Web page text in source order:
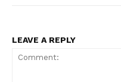
LEAVE A REPLY